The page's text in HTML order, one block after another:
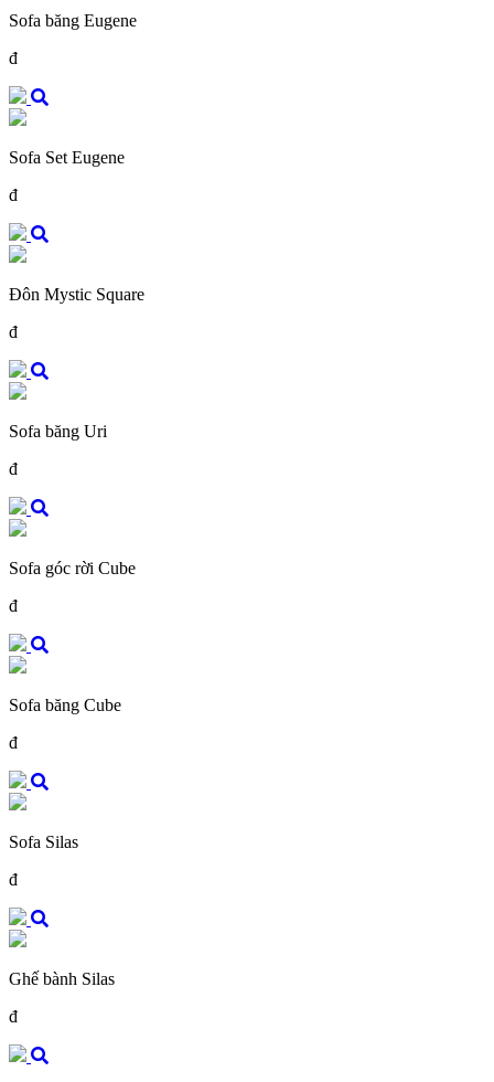
Sofa băng Eugene
đ
Sofa Set Eugene
đ
Đôn Mystic Square
đ
Sofa băng Uri
đ
Sofa góc rời Cube
đ
Sofa băng Cube
đ
Sofa Silas
đ
Ghế bành Silas
đ